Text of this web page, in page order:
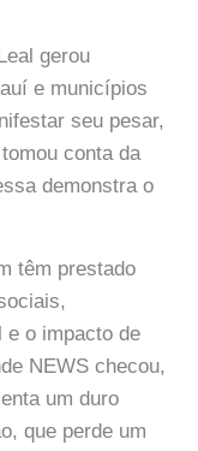
gerou
e municípios
seu pesar,
conta da
demonstra o
têm prestado
e o impacto de
NEWS checou,
um duro
que perde um